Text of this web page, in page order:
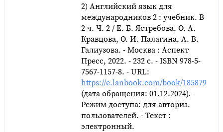
2) Английский язык для
международников 2 : учебник. В
2 ч. Ч. 2 / Е. Б. Ястребова, О. А.
Кравцова, О. И. Палагина, А. В.
Галиузова. - Москва : Аспект
Пресс, 2022. - 232 с. - ISBN 978-5-
7567-1157-8. - URL:
https://e.lanbook.com/book/185879
(дата обращения: 01.12.2024). -
Режим доступа: для авториз.
пользователей. - Текст :
электронный.